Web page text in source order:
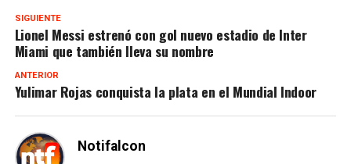
SIGUIENTE
Lionel Messi estrenó con gol nuevo estadio de Inter
Miami que también lleva su nombre
ANTERIOR
Yulimar Rojas conquista la plata en el Mundial Indoor
Notifalcon